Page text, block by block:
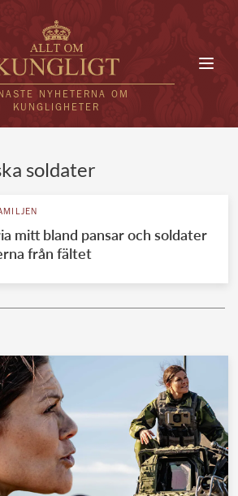
NYHETERNA OM
KUNGLIGHETER
UTLÄNDSKT
KUNGAHUS
Brittiska kungahuset
Norska kungahuset
Danska kungahuset
Spanska kungahuset
kungahuset
soldater
mitt bland pansar och soldater
från fältet